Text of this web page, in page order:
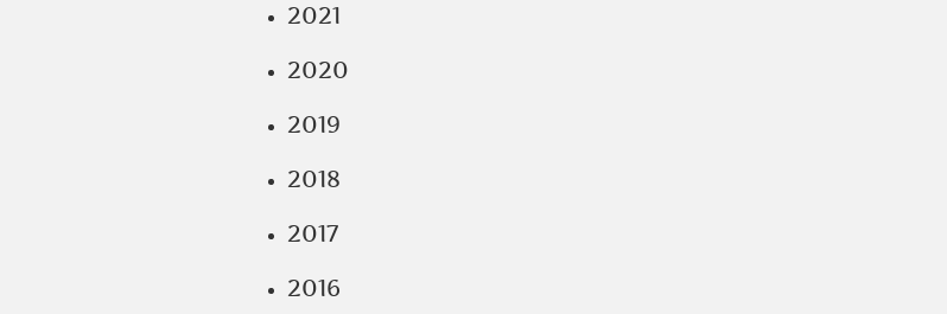
2021
2020
2019
2018
2017
2016